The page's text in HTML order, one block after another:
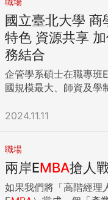
國立臺北大學
特色 資源共享
務結合
企管學系碩士在職專班E
國規模最大、師資及學
2024.11.11
職場
兩岸EMBA搶人
如果我們將「高階經理